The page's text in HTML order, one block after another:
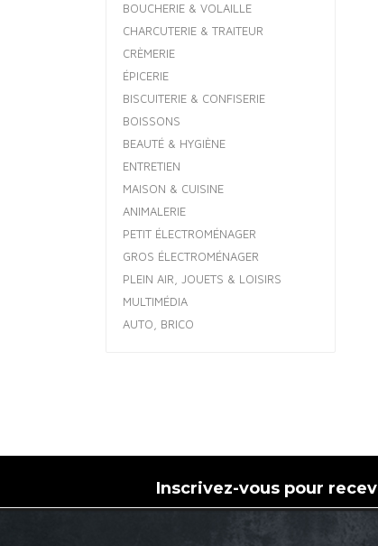
BOUCHERIE & VOLAILLE
CHARCUTERIE & TRAITEUR
CRÈMERIE
ÉPICERIE
BISCUITERIE & CONFISERIE
BOISSONS
BEAUTÉ & HYGIÈNE
ENTRETIEN
MAISON & CUISINE
ANIMALERIE
PETIT ÉLECTROMÉNAGER
GROS ÉLECTROMÉNAGER
PLEIN AIR, JOUETS & LOISIRS
MULTIMÉDIA
AUTO, BRICO
Inscrivez-vous pour